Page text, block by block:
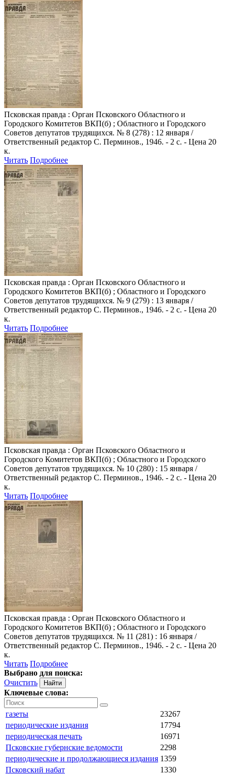
Псковская правда : Орган Псковского Областного и
Городского Комитетов ВКП(б) ; Областного и Городского
Советов депутатов трудящихся. № 8 (278) : 12 января /
Ответственный редактор С. Перминов., 1946. - 2 с. - Цена 20
к.
Читать Подробнее
Псковская правда : Орган Псковского Областного и
Городского Комитетов ВКП(б) ; Областного и Городского
Советов депутатов трудящихся. № 9 (279) : 13 января /
Ответственный редактор С. Перминов., 1946. - 2 с. - Цена 20
к.
Читать Подробнее
Псковская правда : Орган Псковского Областного и
Городского Комитетов ВКП(б) ; Областного и Городского
Советов депутатов трудящихся. № 10 (280) : 15 января /
Ответственный редактор С. Перминов., 1946. - 2 с. - Цена 20
к.
Читать Подробнее
Псковская правда : Орган Псковского Областного и
Городского Комитетов ВКП(б) ; Областного и Городского
Советов депутатов трудящихся. № 11 (281) : 16 января /
Ответственный редактор С. Перминов., 1946. - 2 с. - Цена 20
к.
Читать Подробнее
Выбрано для поиска:
Очистить
Ключевые слова:
газеты
23267
периодические издания
17794
периодическая печать
16971
Псковские губернские ведомости
2298
периодические и продолжающиеся издания 1359
Псковский набат
1330